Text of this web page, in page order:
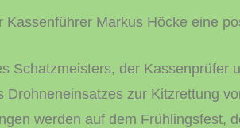
Markus Höcke eine
Schatzmeisters, der Kassenprüfer
Drohneneinsatzes zur Kitzrettung
werden auf dem Frühlingsfest,